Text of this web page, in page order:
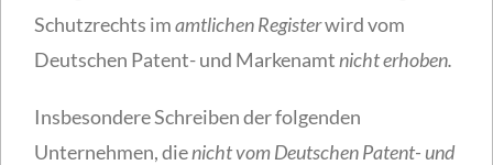
Schutzrechts imamtlichen Registerwird vom
Deutschen Patent- und Markenamtnicht erhoben.
Insbesondere Schreiben der folgenden
Unternehmen, dienicht vom Deutschen Patent- und